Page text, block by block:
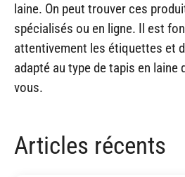
laine. On peut trouver ces
spécialisés ou en ligne. Il est
attentivement les étiquettes et
adapté au type de tapis en laine
vous.
Articles récents